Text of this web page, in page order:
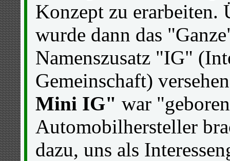
Konzept zu erarbeiten.
wurde dann das
Namenszusatz "IG"
Gemeinschaft)
Mini IG" war
Automobilhersteller
dazu, uns als